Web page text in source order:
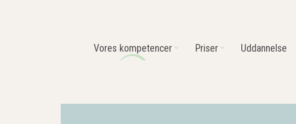
Vores kompetencer Priser Uddannelse